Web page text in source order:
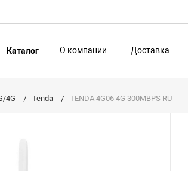
Каталог О компании Доставка
4G Tenda TENDA 4G06 4G 300MBPS RU